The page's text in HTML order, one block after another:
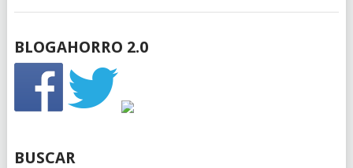
BLOGAHORRO 2.0
BUSCAR